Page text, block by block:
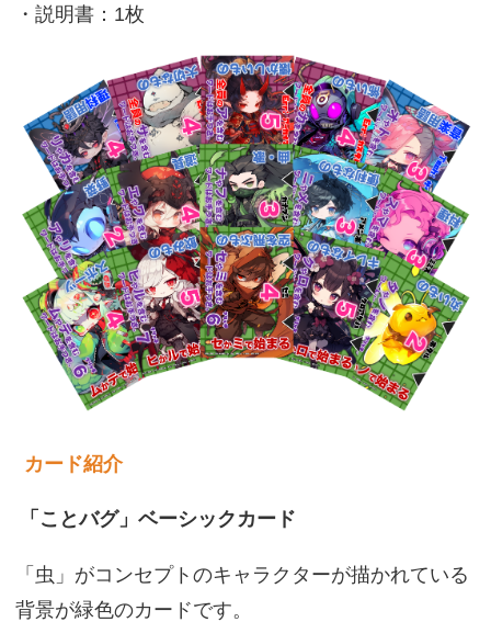
・説明書：1枚
カード紹介
「ことバグ」ベーシックカード
「虫」がコンセプトのキャラクターが描かれている
背景が緑色のカードです。